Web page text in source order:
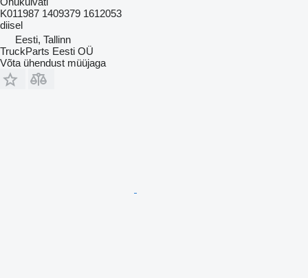
K011987 1409379 1612053
diisel
Eesti, Tallinn
TruckParts Eesti OÜ
Võta ühendust müüjaga